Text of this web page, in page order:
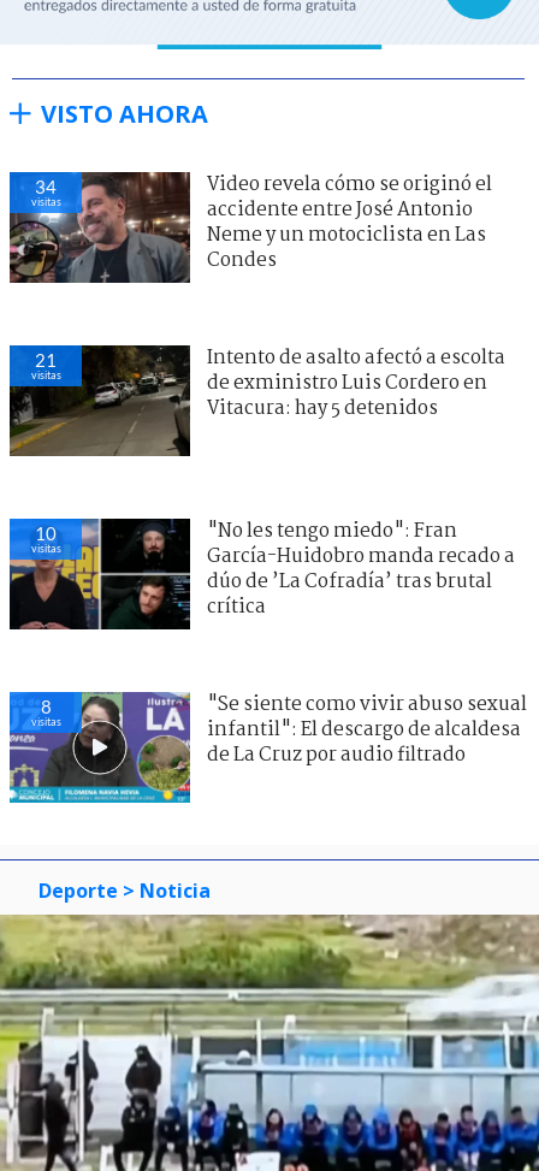
VISTO AHORA
34
visitas
Video revela cómo se originó el
accidente entre José Antonio
Neme y un motociclista en Las
Condes
21
visitas
Intento de asalto afectó a escolta
de exministro Luis Cordero en
Vitacura: hay 5 detenidos
10
visitas
"No les tengo miedo": Fran
García-Huidobro manda recado a
dúo de ’La Cofradía’ tras brutal
crítica
8
visitas
"Se siente como vivir abuso sexual
infantil": El descargo de alcaldesa
de La Cruz por audio filtrado
Deporte > Noticia